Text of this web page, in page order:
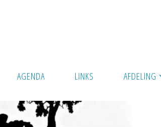
AGENDA LINKS AFDELING